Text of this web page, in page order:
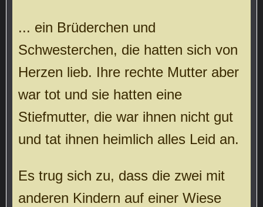
... ein Brüderchen und
Schwesterchen, die hatten sich von
Herzen lieb. Ihre rechte Mutter aber
war tot und sie hatten eine
Stiefmutter, die war ihnen nicht gut
und tat ihnen heimlich alles Leid an.
Es trug sich zu, dass die zwei mit
anderen Kindern auf einer Wiese